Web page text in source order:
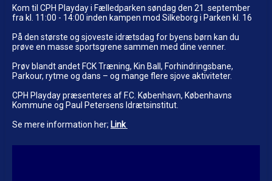
Kom til CPH Playday i Fælledparken søndag den 21. september
fra kl. 11:00 - 14:00 inden kampen mod Silkeborg i Parken kl. 16
På den største og sjoveste idrætsdag for byens børn kan du
prøve en masse sportsgrene sammen med dine venner.
Prøv blandt andet FCK Træning, Kin Ball, Forhindringsbane,
Parkour, rytme og dans – og mange flere sjove aktiviteter.
CPH Playday præsenteres af F.C. København, Københavns
Kommune og Paul Petersens Idrætsinstitut.
Se mere information her; Link